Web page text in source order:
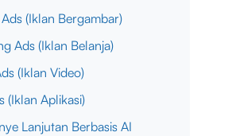
(Iklan Bergambar)
Ads (Iklan Belanja)
(Iklan Video)
(Iklan Aplikasi)
Lanjutan Berbasis AI